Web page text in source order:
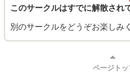
このサークルはすでに解散され
別のサークルをどうぞお楽しみ
ページトッ